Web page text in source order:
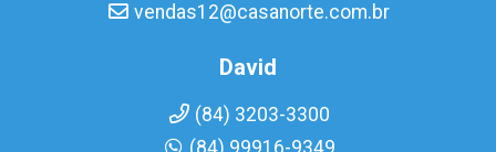
vendas12@casanorte.com.br
David
(84) 3203-3300
(84) 99916-9349